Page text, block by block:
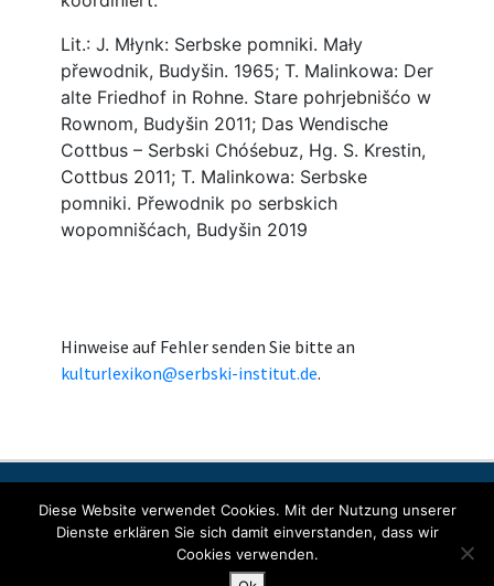
Hinweise auf Fehler senden Sie bitte an
kulturlexikon@serbski-institut.de.
Diese Website verwendet Cookies. Mit der Nutzung unserer
Dienste erklären Sie sich damit einverstanden, dass wir
Cookies verwenden.